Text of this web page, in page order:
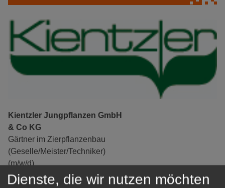
Kientzler Jungpflanzen GmbH
& Co KG
Gärtner im Zierpflanzenbau
(Geselle/Meister/Techniker)
(m/w/d)
Gensingen
Dienste, die wir nutzen möchten